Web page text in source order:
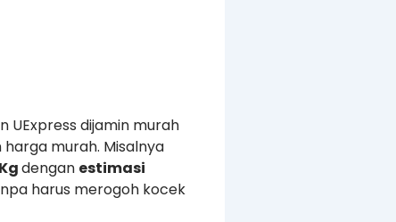
UExpress dijamin murah
murah. Misalnya
dengan estimasi
harus merogoh kocek